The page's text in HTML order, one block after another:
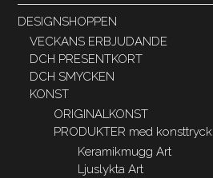
DESIGNSHOPPEN
VECKANS ERBJUDANDE
DCH PRESENTKORT
DCH SMYCKEN
KONST
ORIGINALKONST
PRODUKTER med konsttryck
Keramikmugg Art
Ljuslykta Art